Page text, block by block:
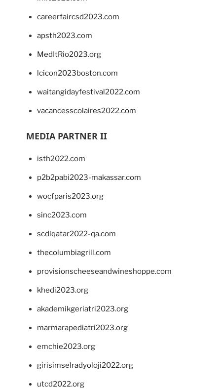
careerfaircsd2023.com
apsth2023.com
MedItRio2023.org
lcicon2023boston.com
waitangidayfestival2022.com
vacancesscolaires2022.com
MEDIA PARTNER II
isth2022.com
p2b2pabi2023-makassar.com
wocfparis2023.org
sinc2023.com
scdlqatar2022-qa.com
thecolumbiagrill.com
provisionscheeseandwineshoppe.com
khedi2023.org
akademikgeriatri2023.org
marmarapediatri2023.org
emchie2023.org
girisimselradyoloji2022.org
utcd2022.org